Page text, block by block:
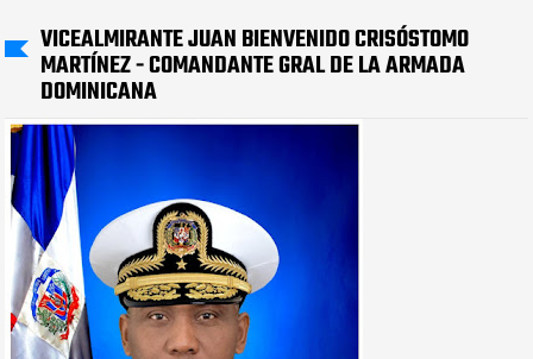
VICEALMIRANTE JUAN BIENVENIDO CRISÓSTOMO
MARTÍNEZ - COMANDANTE GRAL DE LA ARMADA
DOMINICANA